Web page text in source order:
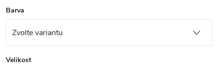
Barva
Velikost